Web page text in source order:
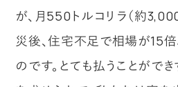
が、月550トルコリラ（約
災後、住宅不足で相場が15
のです。とても払うことがで